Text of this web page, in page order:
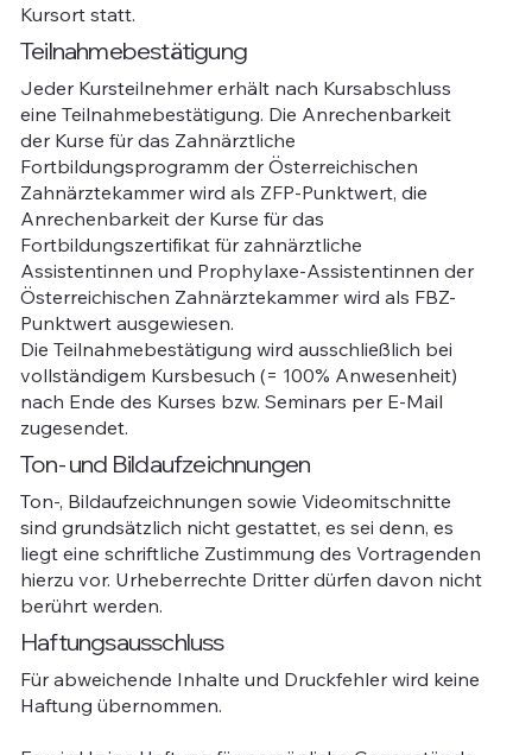
Kursort statt.
Teilnahmebestätigung
Jeder Kursteilnehmer erhält nach Kursabschluss
eine Teilnahmebestätigung. Die Anrechenbarkeit
der Kurse für das Zahnärztliche
Fortbildungsprogramm der Österreichischen
Zahnärztekammer wird als ZFP-Punktwert, die
Anrechenbarkeit der Kurse für das
Fortbildungszertifikat für zahnärztliche
Assistentinnen und Prophylaxe-Assistentinnen der
Österreichischen Zahnärztekammer wird als FBZ-
Punktwert ausgewiesen.
Die Teilnahmebestätigung wird ausschließlich bei
vollständigem Kursbesuch (= 100% Anwesenheit)
nach Ende des Kurses bzw. Seminars per E-Mail
zugesendet.
Ton- und Bildaufzeichnungen
Ton-, Bildaufzeichnungen sowie Videomitschnitte
sind grundsätzlich nicht gestattet, es sei denn, es
liegt eine schriftliche Zustimmung des Vortragenden
hierzu vor. Urheberrechte Dritter dürfen davon nicht
berührt werden.
Haftungsausschluss
Für abweichende Inhalte und Druckfehler wird keine
Haftung übernommen.